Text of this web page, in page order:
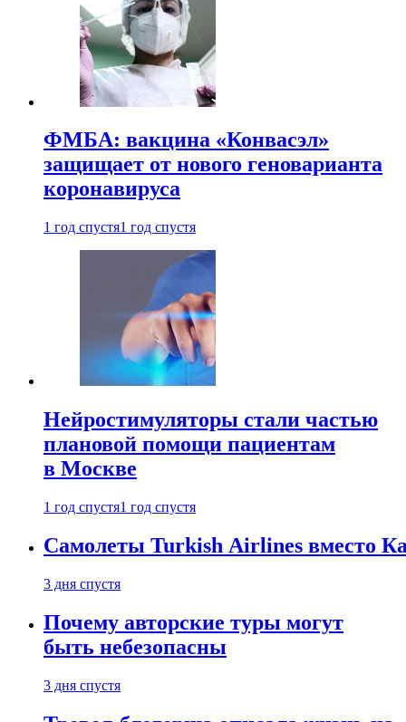
ФМБА: вакцина «Конвасэл»
защищает от нового геноварианта
коронавируса
1 год спустя1 год спустя
Нейростимуляторы стали частью
плановой помощи пациентам
в Москве
1 год спустя1 год спустя
Самолеты Turkish Airlines вместо
3 дня спустя
Почему авторские туры могут
быть небезопасны
3 дня спустя